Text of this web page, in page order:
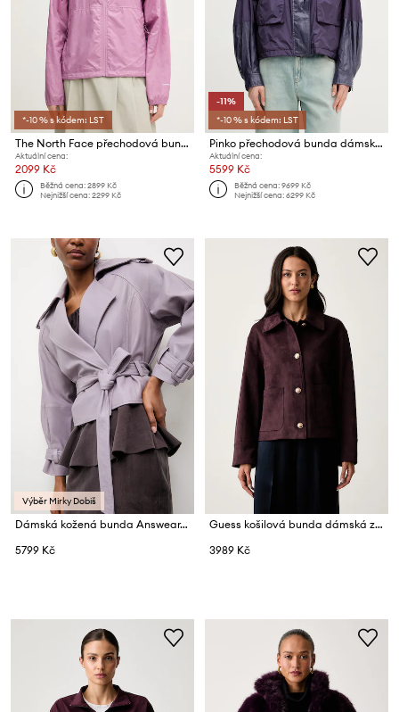
*-10 % s kódem: LST
The North Face přechodová bunda dámská TNF Cyclone
Aktuální cena:
2099 Kč
Běžná cena:2899 Kč
Nejnižší cena:2299 Kč
-11%
*-10 % s kódem: LST
Pinko přechodová bunda dámská
Aktuální cena:
5599 Kč
Běžná cena:9699 Kč
Nejnižší cena:6299 Kč
Výběr Mirky Dobiš
Dámská kožená bunda Answear.LAB NOA
5799 Kč
Guess košilová bunda dámská z imitace semiše GRACE
3989 Kč